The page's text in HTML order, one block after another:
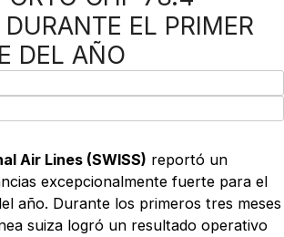
EL PRIMER
DEL AÑO
Air Lines (SWISS) reportó un
excepcionalmente fuerte para el
año. Durante los primeros tres meses
suiza logró un resultado operativo